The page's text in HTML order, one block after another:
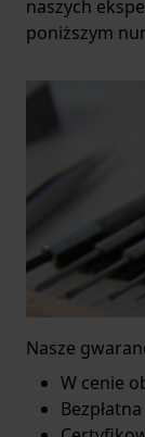
naszych
poniższym
Nasze
W cenie